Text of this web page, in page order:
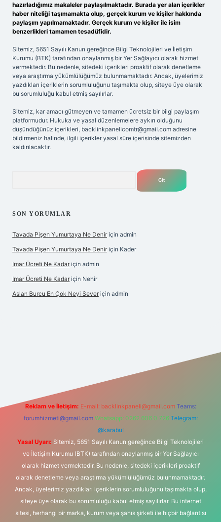
hazırladığımız makaleler paylaşılmaktadır. Burada yer alan içerikler
haber niteliği taşımamakta olup, gerçek kurum ve kişiler hakkında
paylaşım yapılmamaktadır. Gerçek kurum ve kişiler ile isim
benzerlikleri tamamen tesadüfidir.
Sitemiz, 5651 Sayılı Kanun gereğince Bilgi Teknolojileri ve İletişim
Kurumu (BTK) tarafından onaylanmış bir Yer Sağlayıcı olarak hizmet
vermektedir. Bu nedenle, sitedeki içerikleri proaktif olarak denetleme
veya araştırma yükümlülüğümüz bulunmamaktadır. Ancak, üyelerimiz
yazdıkları içeriklerin sorumluluğunu taşımakta olup, siteye üye olarak
bu sorumluluğu kabul etmiş sayılırlar.
Sitemiz, kar amacı gütmeyen ve tamamen ücretsiz bir bilgi paylaşım
platformudur. Hukuka ve yasal düzenlemelere aykırı olduğunu
düşündüğünüz içerikleri, backlinkpanelicomtr@gmail.com adresine
bildirmeniz halinde, ilgili içerikler yasal süre içerisinde sitemizden
kaldırılacaktır.
SON YORUMLAR
Tavada Pişen Yumurtaya Ne Denir için admin
Tavada Pişen Yumurtaya Ne Denir için Kader
Imar Ücreti Ne Kadar için admin
Imar Ücreti Ne Kadar için Nehir
Aslan Burcu En Çok Neyi Sever için admin
Reklam ve İletişim: E-mail: backlinkpaneli@gmail.com Teams:
forumhizmeti@gmail.com Whatsapp: 0262 606 0 726 Telegram:
@karabul
Yasal Uyarı: Sitemiz, 5651 Sayılı Kanun gereğince Bilgi Teknolojileri
ve İletişim Kurumu (BTK) tarafından onaylanmış bir Yer Sağlayıcı
olarak hizmet vermektedir. Bu nedenle, sitedeki içerikleri proaktif
olarak denetleme veya araştırma yükümlülüğümüz bulunmamaktadır.
Ancak, üyelerimiz yazdıkları içeriklerin sorumluluğunu taşımakta olup,
siteye üye olarak bu sorumluluğu kabul etmiş sayılırlar. Bu internet
sitesi, herhangi bir marka, kurum veya şahıs şirketi ile hiçbir bağlantısı